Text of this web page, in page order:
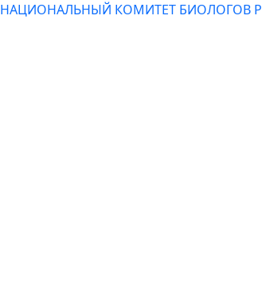
НАЦИОНАЛЬНЫЙ КОМИТЕТ БИОЛОГОВ